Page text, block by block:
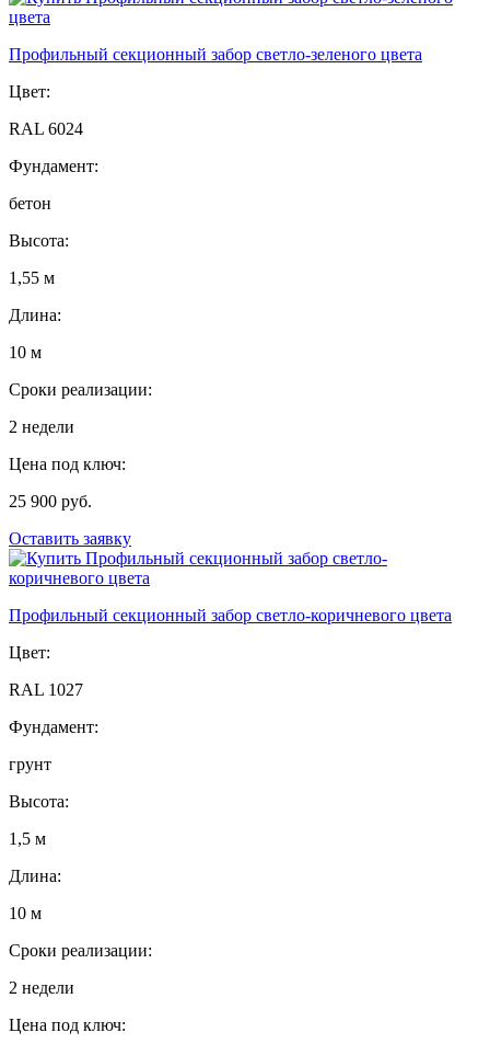
Профильный секционный забор светло-зеленого цвета
Цвет:
RAL 6024
Фундамент:
бетон
Высота:
1,55 м
Длина:
10 м
Сроки реализации:
2 недели
Цена под ключ:
25 900 руб.
Оставить заявку
Профильный секционный забор светло-коричневого цвета
Цвет:
RAL 1027
Фундамент:
грунт
Высота:
1,5 м
Длина:
10 м
Сроки реализации:
2 недели
Цена под ключ: